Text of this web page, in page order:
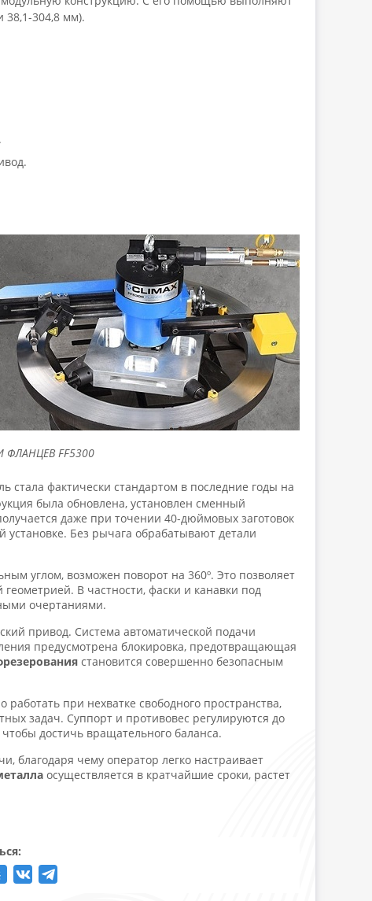
38,1-304,8 мм).
ФЛАНЦЕВ FF5300
стала фактически стандартом в последние годы на
была обновлена, установлен сменный
даже при точении 40-дюймовых заготовок
Без рычага обрабатывают детали
углом, возможен поворот на 360º. Это позволяет
В частности, фаски и канавки под
очертаниями.
привод. Система автоматической подачи
предусмотрена блокировка, предотвращающая
становится совершенно безопасным
при нехватке свободного пространства,
задач. Суппорт и противовес регулируются до
достичь вращательного баланса.
благодаря чему оператор легко настраивает
осуществляется в кратчайшие сроки, растет